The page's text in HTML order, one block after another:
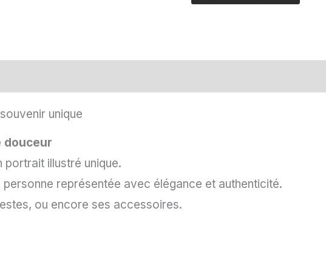
unique
douceur
illustré unique.
représentée avec élégance et authenticité.
ou encore ses accessoires.